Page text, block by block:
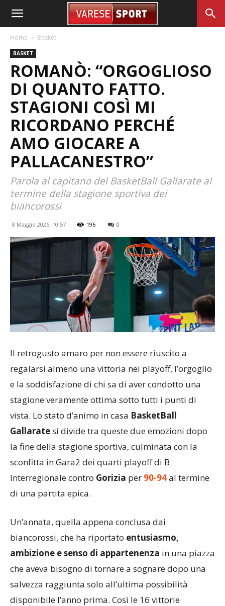
Home Basket
BASKET
ROMANÒ: “ORGOGLIOSO
DI QUANTO FATTO.
STAGIONI COSÌ MI
RICORDANO PERCHÉ
AMO GIOCARE A
PALLACANESTRO”
Parola al capitano del BasketBall Gallarate al
termine della stagione sportiva dei
biancorossi
8 Maggio 2026, 10:57 196 0
Il retrogusto amaro per non essere riuscito a
regalarsi almeno una vittoria nei playoff, l’orgoglio
e la soddisfazione di chi sa di aver condotto una
stagione veramente ottima sotto tutti i punti di
vista. Lo stato d’animo in casa BasketBall
Gallaratesi divide tra queste due emozioni dopo
la fine della stagione sportiva, culminata con la
sconfitta in Gara2 dei quarti playoff di B
Interregionale contro Gorizia per 90-94al termine
di una partita epica.
Un’annata, quella appena conclusa dai
biancorossi, che ha riportato entusiasmo,
ambizione e senso di appartenenza in una piazza
che aveva bisogno di tornare a sognare dopo una
salvezza raggiunta solo all’ultima possibilità
disponibile l’anno prima. Così le 16 vittorie